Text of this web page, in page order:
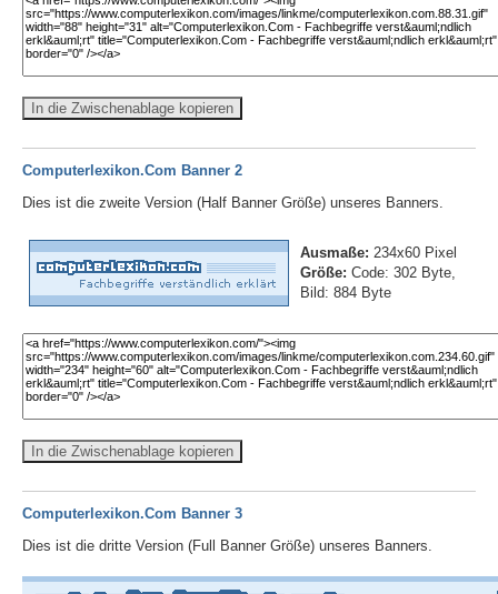
In die Zwischenablage kopieren
Computerlexikon.Com Banner 2
Dies ist die zweite Version (Half Banner Größe) unseres Banners.
Ausmaße: 234x60 Pixel
Größe: Code: 302 Byte,
Bild: 884 Byte
In die Zwischenablage kopieren
Computerlexikon.Com Banner 3
Dies ist die dritte Version (Full Banner Größe) unseres Banners.